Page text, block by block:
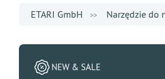
ETARI GmbH Narzędzie do
NEW & SALE